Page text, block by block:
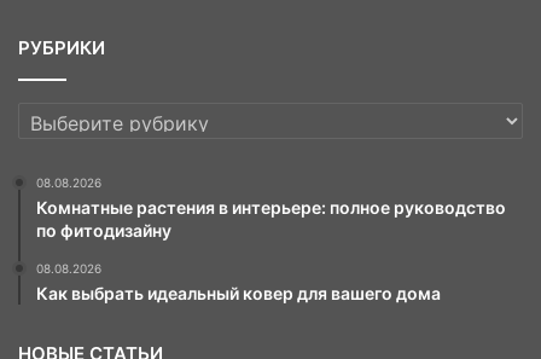
РУБРИКИ
РУБРИКИ
08.08.2026
Комнатные растения в интерьере: полное руководство
по фитодизайну
08.08.2026
Как выбрать идеальный ковер для вашего дома
НОВЫЕ СТАТЬИ